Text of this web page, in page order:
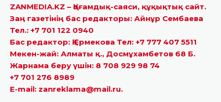
ZANMEDIA.KZ – Қоғамдық-саяси, құқықтық сайт.
Заң газетінің бас редакторы: Айнұр Сембаева
Тел.: +7 701 122 0940
Бас редактор: Қ.Ермекова Тел: +7 777 407 5511
Мекен-жай: Алматы қ., Досмұхамбетов 68 Б.
Жарнама беру үшін: 8 708 929 98 74
+7 701 276 8989
E-mail: zanreklama@mail.ru.